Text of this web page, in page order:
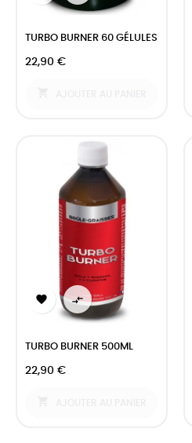
TURBO BURNER 60 GÉLULES
22,90 €
 
TURBO BURNER 500ML
22,90 €